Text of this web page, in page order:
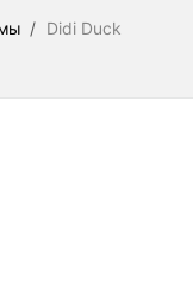
/ Didi Duck